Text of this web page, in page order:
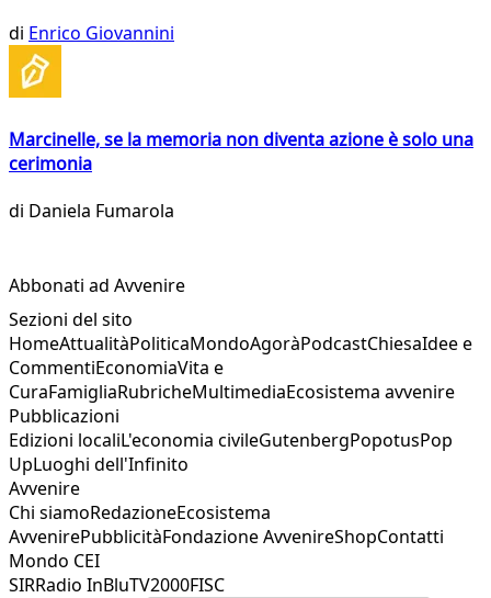
di Enrico Giovannini
Marcinelle, se la memoria non diventa azione è solo una
cerimonia
di Daniela Fumarola
Abbonati ad Avvenire
Sezioni del sito
HomeAttualitàPoliticaMondoAgoràPodcastChiesaIdee e
CommentiEconomiaVita e
CuraFamigliaRubricheMultimediaEcosistema avvenire
Pubblicazioni
Edizioni localiL'economia civileGutenbergPopotusPop
UpLuoghi dell'Infinito
Avvenire
Chi siamoRedazioneEcosistema
AvvenirePubblicitàFondazione AvvenireShopContatti
Mondo CEI
SIRRadio InBluTV2000FISC